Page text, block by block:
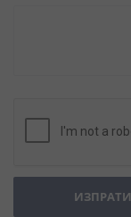
ИЗПРАТИ